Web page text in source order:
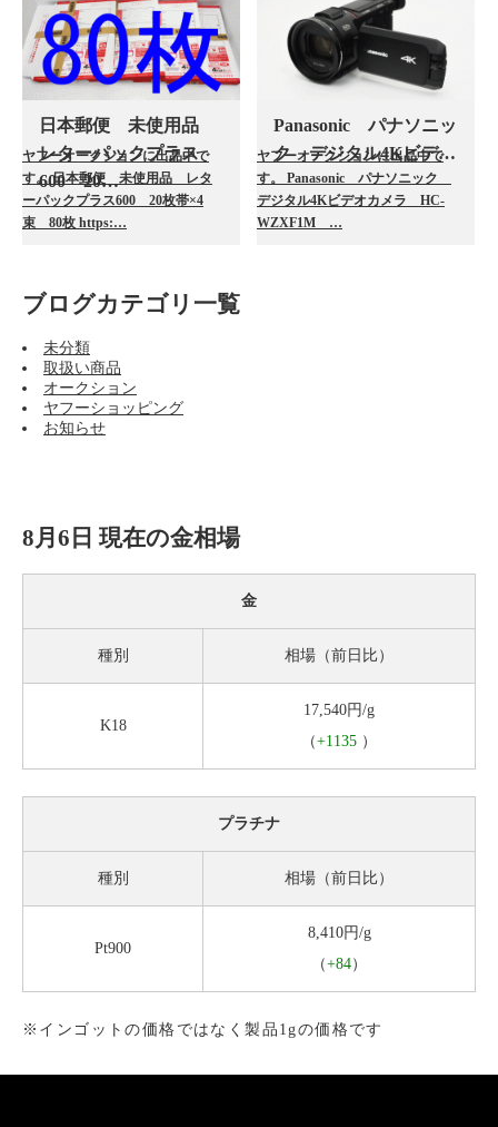
日本郵便 未使用品
レターパックプラス
600 20…
ヤフーオークションに出品中で
す。 日本郵便 未使用品 レタ
ーパックプラス600 20枚帯×4
束 80枚 https:…
Panasonic パナソニッ
ク デジタル4Kビデ…
ヤフーオークションに出品中で
す。 Panasonic パナソニック
デジタル4Kビデオカメラ HC-
WZXF1M …
ブログカテゴリ一覧
未分類
取扱い商品
オークション
ヤフーショッピング
お知らせ
8月6日 現在の金相場
金
種別 相場（前日比）
K18
17,540円/g
（+1135 ）
プラチナ
種別 相場（前日比）
Pt900
8,410円/g
（+84）
※インゴットの価格ではなく製品1gの価格です